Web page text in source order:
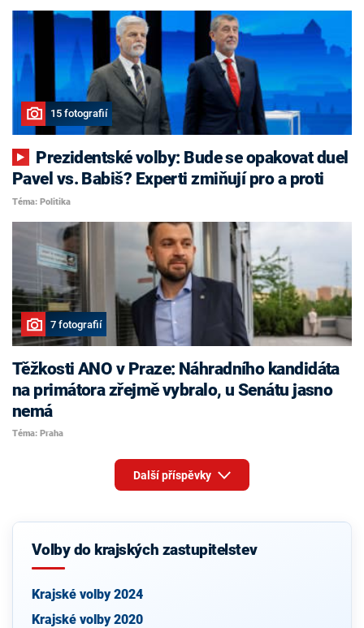
15 fotografií
Pavel vs. Babiš? Experti zmiňují pro a proti
Téma: Politika
7 fotografií
Těžkosti ANO v Praze: Náhradního kandidáta
na primátora zřejmě vybralo, u Senátu jasno
nemá
Téma: Praha
Další příspěvky
Volby do krajských zastupitelstev
Krajské volby 2024
Krajské volby 2020